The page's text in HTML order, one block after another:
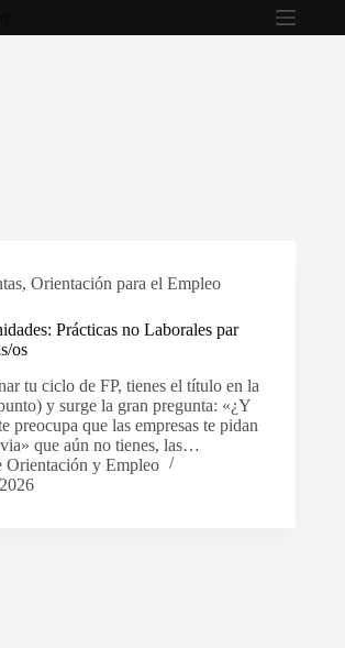
, Orientación para el Empleo
Prácticas no Laborales par
os
tu ciclo de FP, tienes el título en la
y surge la gran pregunta: «¿Y
preocupa que las empresas te pidan
que aún no tienes, las…
Orientación y Empleo